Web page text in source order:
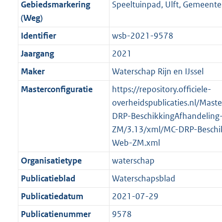
f
o
m
a
a
b
n
f
r
m
a
b
i
n
o
r
m
b
e
i
f
o
r
m
7
o
o
t
t
e
:
2
K
b
r
o
o
t
e
:
2
K
b
Gebiedsmarkering
(Weg)
Speeltuinpad, Ulft,
Identifier
wsb-2021-9578
Jaargang
2021
Maker
Waterschap Rijn en IJssel
Masterconfiguratie
https://repository.officiele-
overheidspublicaties.nl/
DRP-
ZM/3.13/xml/MC-DRP-
Web-ZM.xml
Organisatietype
waterschap
Publicatieblad
Waterschapsblad
Publicatiedatum
2021-07-29
Publicatienummer
9578